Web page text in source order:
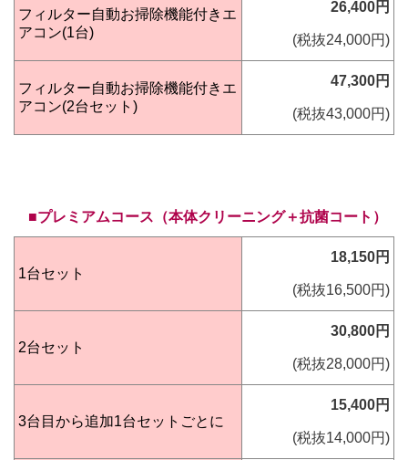
フィルター自動お掃除機能付きエ
アコン(1台)
26,400円
(税抜24,000円)
フィルター自動お掃除機能付きエ
アコン(2台セット)
47,300円
(税抜43,000円)
■プレミアムコース（本体クリーニング＋抗菌コート）
1台セット
18,150円
(税抜16,500円)
2台セット
30,800円
(税抜28,000円)
3台目から追加1台セットごとに
15,400円
(税抜14,000円)